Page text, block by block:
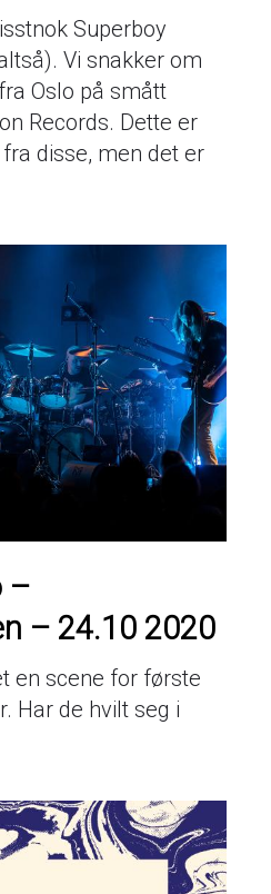
Superboy
Vi snakker om
Oslo på smått
Records. Dette er
disse, men det er
–
– 24.10 2020
en scene for første
Har de hvilt seg i